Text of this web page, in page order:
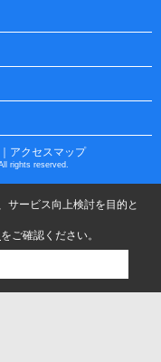
｜アクセスマップ
rights reserved.
サービス向上検討を目的と
をご確認ください。